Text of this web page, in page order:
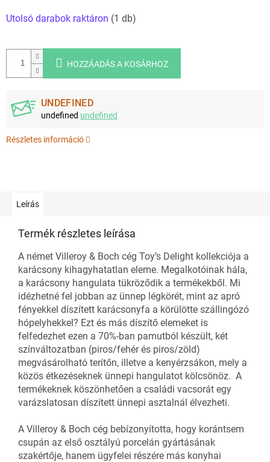
Utolsó darabok raktáron (1 db)
HOZZÁADÁS A KOSÁRHOZ
UNDEFINED
undefined undefined
Részletes információ
Leírás
Termék részletes leírása
A német Villeroy & Boch cég Toy’s Delight kollekciója a
karácsony kihagyhatatlan eleme. Megalkotóinak hála,
a karácsony hangulata tükröződik a termékekből. Mi
idézhetné fel jobban az ünnep légkörét, mint az apró
fényekkel díszített karácsonyfa a körülötte szállingózó
hópelyhekkel? Ezt és más díszítő elemeket is
felfedezhet ezen a 70%-ban pamutból készült, két
színváltozatban (piros/fehér és piros/zöld)
megvásárolható terítőn, illetve a kenyérzsákon, mely a
közös étkezéseknek ünnepi hangulatot kölcsönöz. A
termékeknek köszönhetően a családi vacsorát egy
varázslatosan díszített ünnepi asztalnál élvezheti.
A Villeroy & Boch cég bebízonyította, hogy korántsem
csupán az első osztályú porcelán gyártásának
szakértője, hanem ügyfelei részére más konyhai